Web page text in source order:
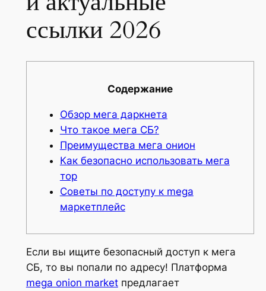
ссылки 2026
Содержание
Обзор мега даркнета
Что такое мега СБ?
Преимущества мега онион
Как безопасно использовать мега
тор
Советы по доступу к mega
маркетплейс
Если вы ищите безопасный доступ к мега
СБ, то вы попали по адресу! Платформа
mega onion marketпредлагает